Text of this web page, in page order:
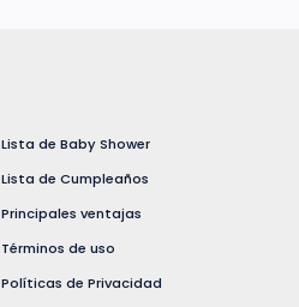
Lista de Baby Shower
Lista de Cumpleaños
Principales ventajas
Términos de uso
Políticas de Privacidad